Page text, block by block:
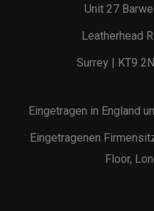
Unit 27
Leatherhead
Surrey | KT9
Eingetragen in England
Eingetragenen
Floor,